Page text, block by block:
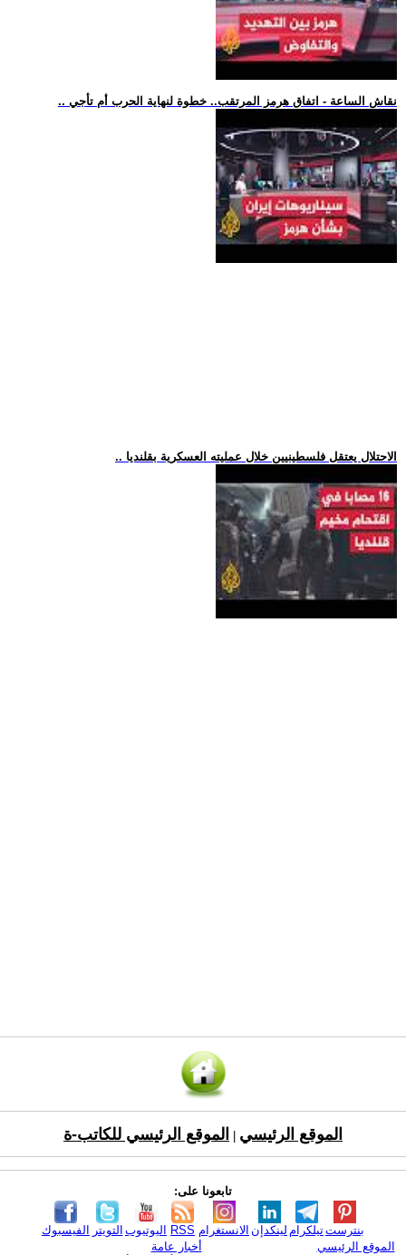
.. نقاش الساعة - اتفاق هرمز المرتقب.. خطوة لنهاية الحرب أم تأجي
.. الاحتلال يعتقل فلسطينيين خلال عمليته العسكرية بقلنديا
الموقع الرئيسي الموقع الرئيسي للكاتب-ة
تابعونا على:
الفيسبوك التويتر اليوتيوب RSS الانستغرام لينكدإن تيلكرامبنترست
الموقع الرئيسي
أخبار عامة